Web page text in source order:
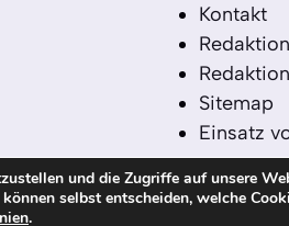
Kontakt
Redaktion
Sitemap
Einsatz
und die Zugriffe auf unsere
selbst entscheiden, welche
.